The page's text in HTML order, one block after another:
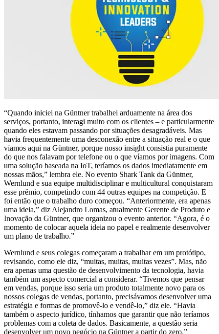
“Quando iniciei na Güntner trabalhei arduamente na área dos
serviços, portanto, interagi muito com os clientes – e particularmente
quando eles estavam passando por situações desagradáveis. Mas
havia frequentemente uma desconexão entre a situação real e o que
víamos aqui na Güntner, porque nosso insight consistia puramente
do que nos falavam por telefone ou o que víamos por imagens. Com
uma solução baseada na IoT, teríamos os dados imediatamente em
nossas mãos,” lembra ele. No evento Shark Tank da Güntner,
Wernlund e sua equipe multidisciplinar e multicultural conquistaram
esse prêmio, competindo com 44 outras equipes na competição. E
foi então que o trabalho duro começou. “Anteriormente, era apenas
uma ideia,” diz Alejandro Lomas, atualmente Gerente de Produto e
Inovação da Güntner, que organizou o evento anterior. “Agora, é o
momento de colocar aquela ideia no papel e realmente desenvolver
um plano de trabalho.”
Wernlund e seus colegas começaram a trabalhar em um protótipo,
revisando, como ele diz, “muitas, muitas, muitas vezes”. Mas, não
era apenas uma questão de desenvolvimento da tecnologia, havia
também um aspecto comercial a considerar. “Tivemos que pensar
em vendas, porque isso seria um produto totalmente novo para os
nossos colegas de vendas, portanto, precisávamos desenvolver uma
estratégia e formas de promovê-lo e vendê-lo,” diz ele. “Havia
também o aspecto jurídico, tínhamos que garantir que não teríamos
problemas com a coleta de dados. Basicamente, a questão seria
desenvolver um novo negócio na Güntner a partir do zero.”